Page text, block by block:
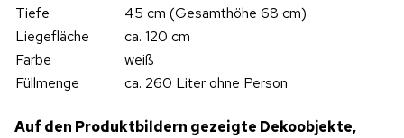
Tiefe
45 cm (Gesamthöhe 68 cm)
Liegefläche
ca. 120 cm
Farbe
weiß
Füllmenge
ca. 260 Liter ohne Person
Auf den Produktbildern gezeigte Dekoobjekte,